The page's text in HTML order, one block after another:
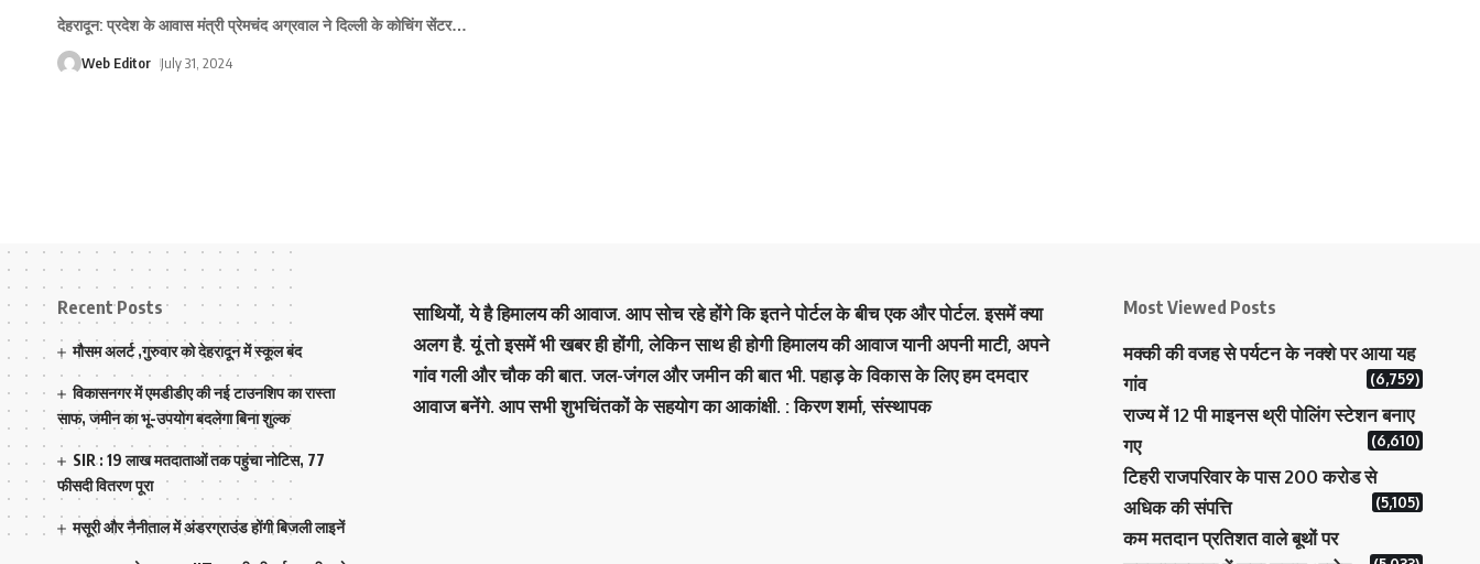
देहरादून: प्रदेश के आवास मंत्री प्रेमचंद अग्रवाल ने दिल्ली के कोचिंग सेंटर…
Web Editor July 31, 2024
Recent Posts
मौसम अलर्ट ,गुरुवार को देहरादून में स्कूल बंद
विकासनगर में एमडीडीए की नई टाउनशिप का रास्ता
साफ, जमीन का भू-उपयोग बदलेगा बिना शुल्क
SIR : 19 लाख मतदाताओं तक पहुंचा नोटिस, 77
फीसदी वितरण पूरा
मसूरी और नैनीताल में अंडरग्राउंड होंगी बिजली लाइनें
साथियों, ये है हिमालय की आवाज. आप सोच रहे होंगे कि इतने पोर्टल के बीच एक और पोर्टल. इसमें क्या
अलग है. यूं तो इसमें भी खबर ही होंगी, लेकिन साथ ही होगी हिमालय की आवाज यानी अपनी माटी, अपने
गांव गली और चौक की बात. जल-जंगल और जमीन की बात भी. पहाड़ के विकास के लिए हम दमदार
आवाज बनेंगे. आप सभी शुभचिंतकों के सहयोग का आकांक्षी. : किरण शर्मा, संस्‍थापक
Most Viewed Posts
मक्‍की की वजह से पर्यटन के नक्‍शे पर आया यह
गांव
(6,759)
राज्य में 12 पी माइनस थ्री पोलिंग स्टेशन बनाए
गए
(6,610)
टिहरी राजपरिवार के पास 200 करोड से
अधिक की संपत्ति
(5,105)
कम मतदान प्रतिशत वाले बूथों पर